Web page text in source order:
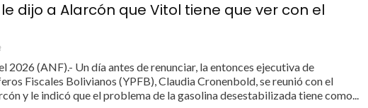
dijo a Alarcón que Vitol tiene que ver con el
2026 (ANF).- Un día antes de renunciar, la entonces ejecutiva de
Fiscales Bolivianos (YPFB), Claudia Cronenbold, se reunió con el
y le indicó que el problema de la gasolina desestabilizada tiene como...